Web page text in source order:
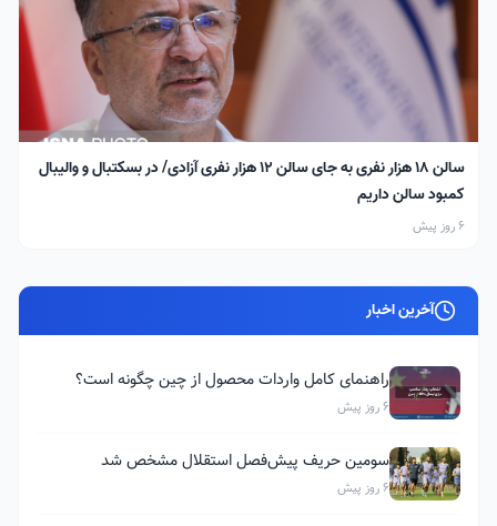
سالن ۱۸ هزار نفری به جای سالن ۱۲ هزار نفری آزادی/ در بسکتبال و والیبال
کمبود سالن داریم
6 روز پیش
آخرین اخبار
راهنمای کامل واردات محصول از چین چگونه است؟
6 روز پیش
سومین حریف پیش‌فصل استقلال مشخص شد
6 روز پیش